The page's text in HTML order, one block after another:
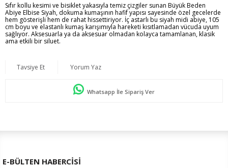
Sıfır kollu kesimi ve bisiklet yakasıyla temiz çizgiler sunan Büyük Beden
Abiye Elbise Siyah, dokuma kumaşının hafif yapısı sayesinde özel gecelerde
hem gösterişli hem de rahat hissettiriyor. İç astarlı bu siyah midi abiye, 105
cm boyu ve elastanlı kumaş karışımıyla hareketi kısıtlamadan vücuda uyum
sağlıyor. Aksesuarla ya da aksesuar olmadan kolayca tamamlanan, klasik
ama etkili bir siluet.
Tavsiye Et Yorum Yaz
Whatsapp İle Sipariş Ver
E-BÜLTEN HABERCİSİ